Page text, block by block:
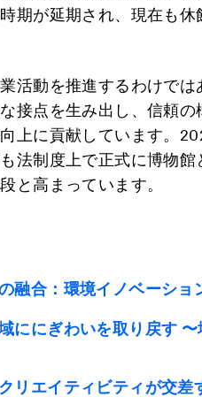
期が延期され、現在も
活動を推進するわけで
接点を生み出し、信頼
上に貢献しています。
法制度上で正式に博物
と高まっています。
融合：環境イノベーショ
ににぎわいを取り戻す
リエイティビティが交差